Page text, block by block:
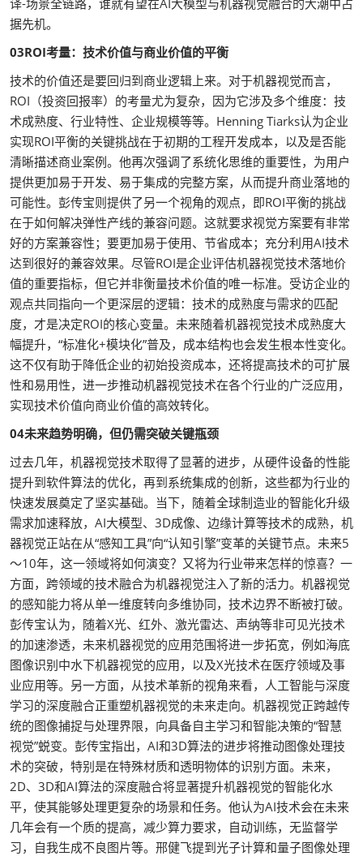
译-场景全链路，谁就有望在AI大模型与机器视觉融合的大潮中占
据先机。
03ROI考量：技术价值与商业价值的平衡
技术的价值还是要回归到商业逻辑上来。对于机器视觉而言，
ROI（投资回报率）的考量尤为复杂，因为它涉及多个维度：技
术成熟度、行业特性、企业规模等等。Henning Tiarks认为企业
实现ROI平衡的关键挑战在于初期的工程开发成本，以及是否能
清晰描述商业案例。他再次强调了系统化思维的重要性，为用户
提供更加易于开发、易于集成的完整方案，从而提升商业落地的
可能性。彭传宝则提供了另一个视角的观点，即ROI平衡的挑战
在于如何解决弹性产线的兼容问题。这就要求视觉方案要有非常
好的方案兼容性；要更加易于使用、节省成本；充分利用AI技术
达到很好的兼容效果。尽管ROI是企业评估机器视觉技术落地价
值的重要指标，但它并非衡量技术价值的唯一标准。受访企业的
观点共同指向一个更深层的逻辑：技术的成熟度与需求的匹配
度，才是决定ROI的核心变量。未来随着机器视觉技术成熟度大
幅提升，“标准化+模块化”普及，成本结构也会发生根本性变化。
这不仅有助于降低企业的初始投资成本，还将提高技术的可扩展
性和易用性，进一步推动机器视觉技术在各个行业的广泛应用，
实现技术价值向商业价值的高效转化。
04未来趋势明确，但仍需突破关键瓶颈
过去几年，机器视觉技术取得了显著的进步，从硬件设备的性能
提升到软件算法的优化，再到系统集成的创新，这些都为行业的
快速发展奠定了坚实基础。当下，随着全球制造业的智能化升级
需求加速释放，AI大模型、3D成像、边缘计算等技术的成熟，机
器视觉正站在从“感知工具”向“认知引擎”变革的关键节点。未来5
～10年，这一领域将如何演变？又将为行业带来怎样的惊喜？一
方面，跨领域的技术融合为机器视觉注入了新的活力。机器视觉
的感知能力将从单一维度转向多维协同，技术边界不断被打破。
彭传宝认为，随着X光、红外、激光雷达、声纳等非可见光技术
的加速渗透，未来机器视觉的应用范围将进一步拓宽，例如海底
图像识别中水下机器视觉的应用，以及X光技术在医疗领域及事
业应用等。另一方面，从技术革新的视角来看，人工智能与深度
学习的深度融合正重塑机器视觉的未来走向。机器视觉正跨越传
统的图像捕捉与处理界限，向具备自主学习和智能决策的“智慧
视觉”蜕变。彭传宝指出，AI和3D算法的进步将推动图像处理技
术的突破，特别是在特殊材质和透明物体的识别方面。未来，
2D、3D和AI算法的深度融合将显著提升机器视觉的智能化水
平，使其能够处理更复杂的场景和任务。他认为AI技术会在未来
几年会有一个质的提高，减少算力要求，自动训练，无监督学
习，自我生成不良图片等。邢健飞提到光子计算和量子图像处理